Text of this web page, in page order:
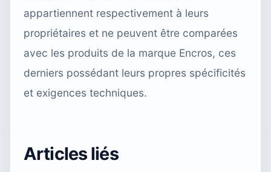
appartiennent respectivement à leurs
propriétaires et ne peuvent être comparées
avec les produits de la marque Encros, ces
derniers possédant leurs propres spécificités
et exigences techniques.
Articles liés